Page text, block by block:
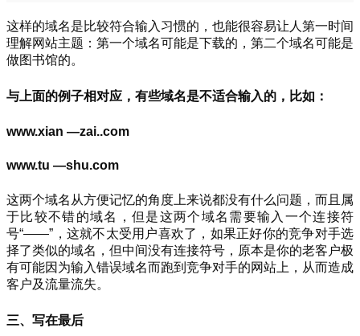
这样的域名是比较符合输入习惯的，也能很容易让人第一时间
理解网站主题：第一个域名可能是下载的，第二个域名可能是
做图书馆的。
与上面的例子相对应，有些域名是不适合输入的，比如：
www.xian —zai..com
www.tu —shu.com
这两个域名从方便记忆的角度上来说都没有什么问题，而且属
于比较不错的域名，但是这两个域名需要输入一个连接符
号“——”，这就不太受用户喜欢了，如果正好你的竞争对手选
择了类似的域名，但中间没有连接符号，原本是你的老客户极
有可能因为输入错误域名而跑到竞争对手的网站上，从而造成
客户及流量流失。
三、写在最后